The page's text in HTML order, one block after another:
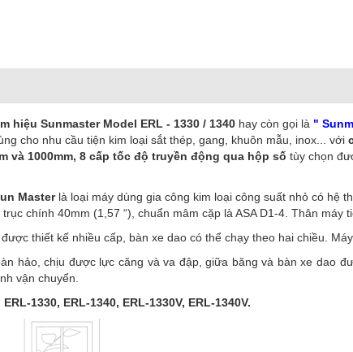
hiệu Sunmaster Model ERL - 1330 / 1340 hay còn gọi là "
cho nhu cầu tiện kim loại sắt thép, gang, khuôn mẫu, inox... với
và 1000mm, 8 cấp tốc độ truyền động qua hộp số tùy chọn
Masterlà loại máy dùng gia công kim loại công suất nhỏ có hệ
chính 40mm (1,57 “), chuẩn mâm cặp là ASA D1-4. Thân máy
được thiết kế nhiều cấp, bàn xe dao có thể chạy theo hai chiều.
hảo, chịu được lực căng và va đập, giữa băng và bàn xe dao
vận chuyển.
1330, ERL-1340, ERL-1330V, ERL-1340V.